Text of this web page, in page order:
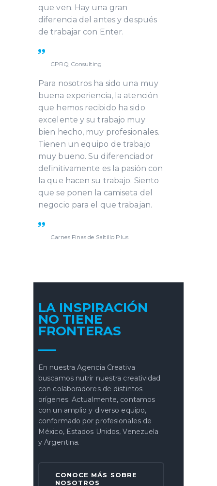
que ven. Hay una gran
diferencia del antes y después
de trabajar con Enter.
CPRQ Consulting
Para nosotros ha sido una muy
buena experiencia, la atención
que hemos recibido ha sido
excelente y su trabajo muy
bien hecho, muy profesionales.
Tienen un equipo de trabajo
muy bueno. Su diferenciador
definitivamente es la pasión con
la que hacen su trabajo. Siento
que se ponen la camiseta del
negocio para el que trabajan.
Carnes Finas de Saltillo Plus
LA INSPIRACIÓN
NO TIENE
FRONTERAS
En nuestra Agencia Creativa
buscamos nutrir nuestra creatividad
con colaboradores de distintos
orígenes. Actualmente, contamos
con un amplio y diverso equipo,
conformado por profesionales de
México, Estados Unidos, Venezuela
y Argentina.
CONOCE MÁS SOBRE
NOSOTROS